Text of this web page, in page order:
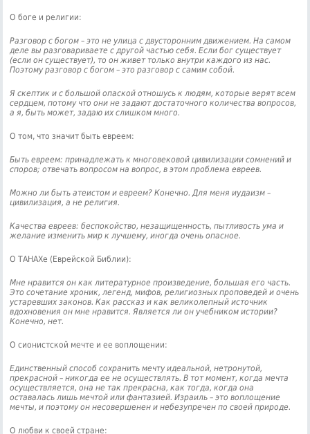
О боге и религии:
Разговор с богом – это не улица с двусторонним движением. На самом
деле вы разговариваете с другой частью себя. Если бог существует
(если он существует), то он живет только внутри каждого из нас.
Поэтому разговор с богом – это разговор с самим собой.
Я скептик и с большой опаской отношусь к людям, которые верят всем
сердцем, потому что они не задают достаточного количества вопросов,
а я, быть может, задаю их слишком много.
О том, что значит быть евреем:
Быть евреем: принадлежать к многовековой цивилизации сомнений и
споров; отвечать вопросом на вопрос, в этом проблема евреев.
Можно ли быть атеистом и евреем? Конечно. Для меня иудаизм –
цивилизация, а не религия.
Качества евреев: беспокойство, незащищенность, пытливость ума и
желание изменить мир к лучшему, иногда очень опасное.
О ТАНАХе (Еврейской Библии):
Мне нравится он как литературное произведение, большая его часть.
Это сочетание хроник, легенд, мифов, религиозных проповедей и очень
устаревших законов. Как рассказ и как великолепный источник
вдохновения он мне нравится. Является ли он учебником истории?
Конечно, нет.
О сионистской мечте и ее воплощении:
Единственный способ сохранить мечту идеальной, нетронутой,
прекрасной – никогда ее не осуществлять. В тот момент, когда мечта
осуществляется, она не так прекрасна, как тогда, когда она
оставалась лишь мечтой или фантазией. Израиль – это воплощение
мечты, и поэтому он несовершенен и небезупречен по своей природе.
О любви к своей стране: